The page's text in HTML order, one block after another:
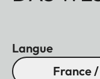
Langue
France